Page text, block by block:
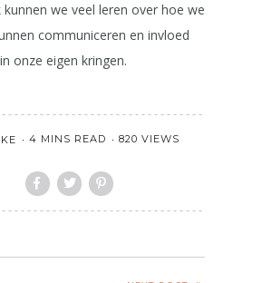
kunnen we veel leren over hoe we
communiceren en invloed
onze eigen kringen.
4 MINS READ 820 VIEWS